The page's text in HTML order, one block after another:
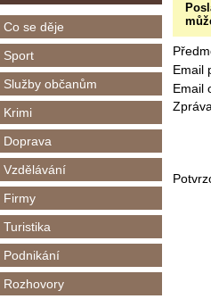
Co se děje
Sport
Služby občanům
Krimi
Doprava
Vzdělávání
Firmy
Turistika
Podnikání
Rozhovory
Email
Email